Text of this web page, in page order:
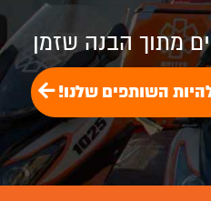
מתוך הבנה שזמן
השותפים שלנו!